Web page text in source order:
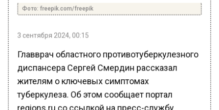
3 сентября 2024, 00:15
Главврач областного противотуберкулезного
диспансера Сергей Смердин рассказал
жителям о ключевых симптомах
туберкулеза. Об этом сообщает портал
regions.ru со ссылкой на пресс-службу